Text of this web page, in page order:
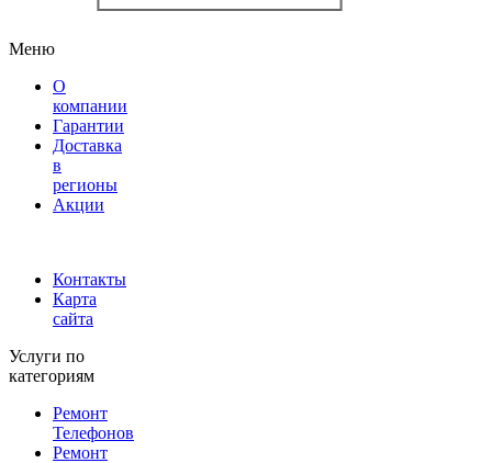
Меню
О
компании
Гарантии
Доставка
в
регионы
Акции
Контакты
Карта
сайта
Услуги по
категориям
Ремонт
Телефонов
Ремонт